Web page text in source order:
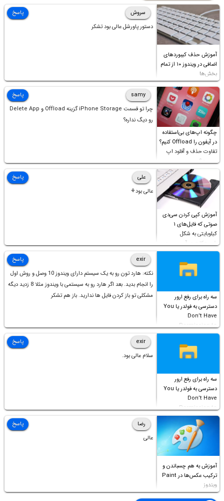
آموزش حذف کیبوردهای
اضافی در ویندوز ۱۰ از تمام
بخش‌ها
سروش
دستور پاورشل عالی بود تشکر
پاسخ
چگونه اپ‌های بی‌استفاده
در آیفون را Offload کنیم؟
تفاوت حذف و آفلود اپ
چیست؟
samy
چرا تو قسمت iPhone Storage گزینه Offload و Delete App
رو دیگ نداره؟
پاسخ
آموزش کپی کردن سی‌دی
صوتی که فایل‌های ۱
کیلوبایتی به شکل
شورت‌کات در آن موجود
است!
علی
عالی بود⚘
پاسخ
سه راه برای رفع ارور
دسترسی به فولدر یا You
Don’t Have
Permission to
Access this folder
exir
نکته: هارد تون رو به یک سیستم دارای ویندوز 10 وصل و روش اول
را انجام بدید. بعد اگر هارد رو به سیستمی با ویندوز مثلا 8 زدید دیگه
مشکلی تو باز کردن فایل ها ندارید. باز هم تشکر
پاسخ
سه راه برای رفع ارور
دسترسی به فولدر یا You
Don’t Have
Permission to
Access this folder
exir
سلام عالی بود.
پاسخ
آموزش به هم چسباندن و
ترکیب عکس‌ها در Paint
ویندوز
رضا
عالی
پاسخ